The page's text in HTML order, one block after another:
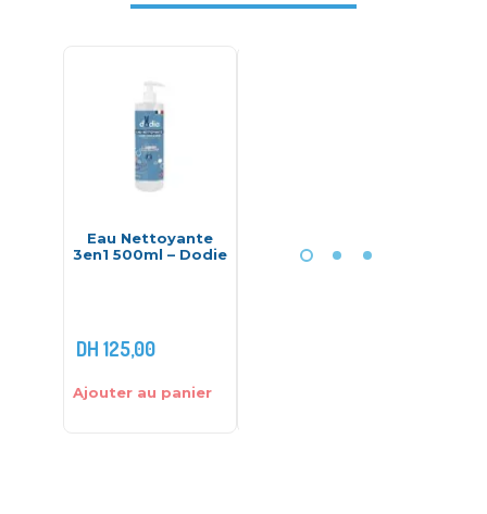
Eau Nettoyante
3en1 500ml – Dodie
DH 125,00
Ajouter au panier
ABCDerm –